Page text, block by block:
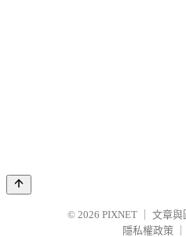
© 2026 PIXNET
文章與
隱私權政策